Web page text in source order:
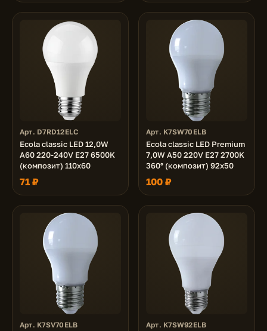
Арт. D7RD12ELC
Ecola classic LED 12,0W
A60 220-240V E27 6500K
(композит) 110x60
71 ₽
Арт. K7SW70ELB
Ecola classic LED Premium
7,0W A50 220V E27 2700K
360° (композит) 92x50
100 ₽
Арт. K7SV70ELB Арт. K7SW92ELB